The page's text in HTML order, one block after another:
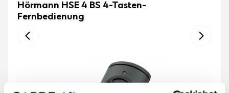
Hörmann HSE 4 BS 4-Tasten-
Fernbedienung